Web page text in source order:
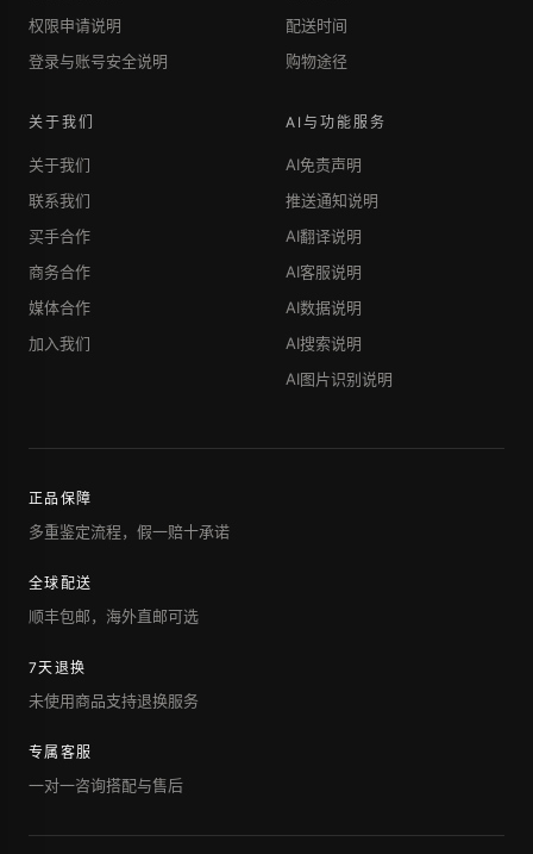
权限申请说明
登录与账号安全说明
配送时间
购物途径
关于我们
关于我们
联系我们
买手合作
商务合作
媒体合作
加入我们
AI与功能服务
AI免责声明
推送通知说明
AI翻译说明
AI客服说明
AI数据说明
AI搜索说明
AI图片识别说明
正品保障
多重鉴定流程，假一赔十承诺
全球配送
顺丰包邮，海外直邮可选
7天退换
未使用商品支持退换服务
专属客服
一对一咨询搭配与售后